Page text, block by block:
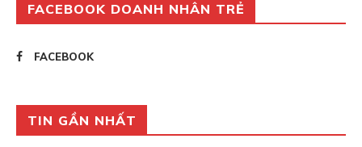
FACEBOOK DOANH NHÂN TRẺ
FACEBOOK
TIN GẦN NHẤT